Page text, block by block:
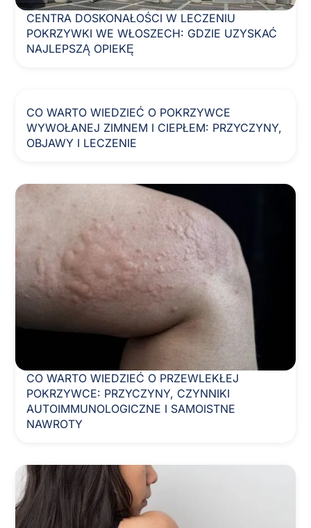
CENTRA DOSKONAŁOŚCI W LECZENIU
POKRZYWKI WE WŁOSZECH: GDZIE UZYSKAĆ
NAJLEPSZĄ OPIEKĘ
CO WARTO WIEDZIEĆ O POKRZYWCE
WYWOŁANEJ ZIMNEM I CIEPŁEM: PRZYCZYNY,
OBJAWY I LECZENIE
CO WARTO WIEDZIEĆ O PRZEWLEKŁEJ
POKRZYWCE: PRZYCZYNY, CZYNNIKI
AUTOIMMUNOLOGICZNE I SAMOISTNE
NAWROTY